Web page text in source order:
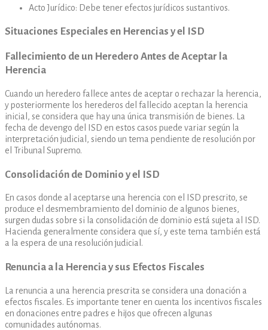
Acto Jurídico: Debe tener efectos jurídicos sustantivos.
Situaciones Especiales en Herencias y el ISD
Fallecimiento de un Heredero Antes de Aceptar la
Herencia
Cuando un heredero fallece antes de aceptar o rechazar la herencia,
y posteriormente los herederos del fallecido aceptan la herencia
inicial, se considera que hay una única transmisión de bienes. La
fecha de devengo del ISD en estos casos puede variar según la
interpretación judicial, siendo un tema pendiente de resolución por
el Tribunal Supremo.
Consolidación de Dominio y el ISD
En casos donde al aceptarse una herencia con el ISD prescrito, se
produce el desmembramiento del dominio de algunos bienes,
surgen dudas sobre si la consolidación de dominio está sujeta al ISD.
Hacienda generalmente considera que sí, y este tema también está
a la espera de una resolución judicial.
Renuncia a la Herencia y sus Efectos Fiscales
La renuncia a una herencia prescrita se considera una donación a
efectos fiscales. Es importante tener en cuenta los incentivos fiscales
en donaciones entre padres e hijos que ofrecen algunas
comunidades autónomas.